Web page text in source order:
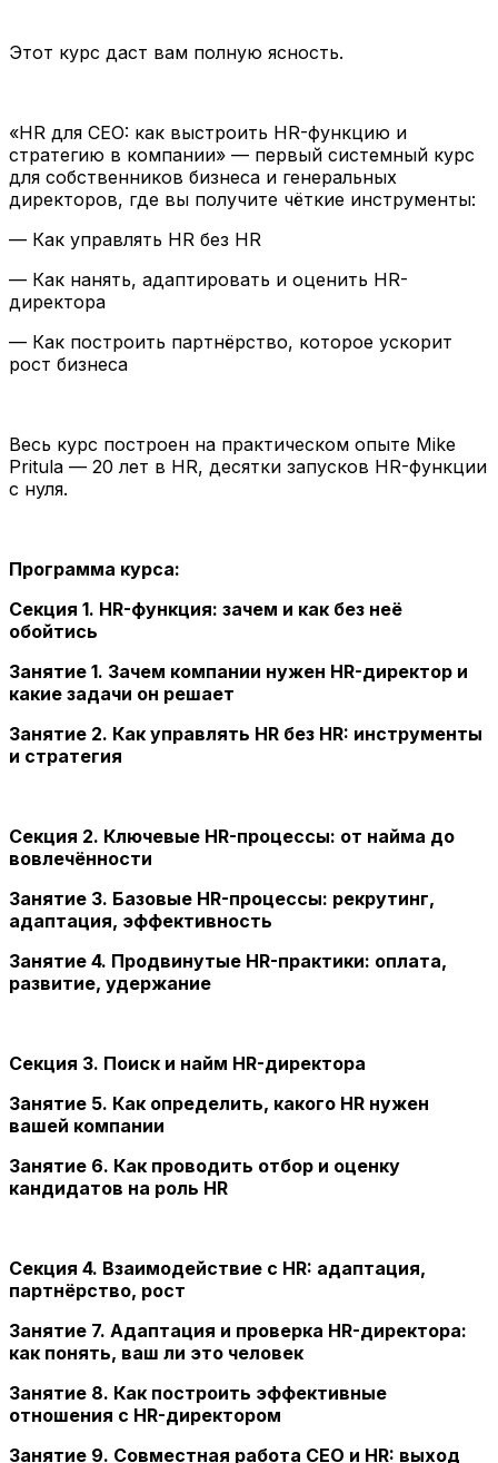
Этот курс даст вам полную ясность.
«HR для CEO: как выстроить HR-функцию и
стратегию в компании» — первый системный курс
для собственников бизнеса и генеральных
директоров, где вы получите чёткие инструменты:
— Как управлять HR без HR
— Как нанять, адаптировать и оценить HR-
директора
— Как построить партнёрство, которое ускорит
рост бизнеса
Весь курс построен на практическом опыте Mike
Pritula — 20 лет в HR, десятки запусков HR-функции
с нуля.
Программа курса:
Секция 1. HR-функция: зачем и как без неё
обойтись
Занятие 1. Зачем компании нужен HR-директор и
какие задачи он решает
Занятие 2. Как управлять HR без HR: инструменты
и стратегия
Секция 2. Ключевые HR-процессы: от найма до
вовлечённости
Занятие 3. Базовые HR-процессы: рекрутинг,
адаптация, эффективность
Занятие 4. Продвинутые HR-практики: оплата,
развитие, удержание
Секция 3. Поиск и найм HR-директора
Занятие 5. Как определить, какого HR нужен
вашей компании
Занятие 6. Как проводить отбор и оценку
кандидатов на роль HR
Секция 4. Взаимодействие с HR: адаптация,
партнёрство, рост
Занятие 7. Адаптация и проверка HR-директора:
как понять, ваш ли это человек
Занятие 8. Как построить эффективные
отношения с HR-директором
Занятие 9. Совместная работа CEO и HR: выход